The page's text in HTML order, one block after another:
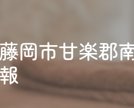
岡市甘楽郡